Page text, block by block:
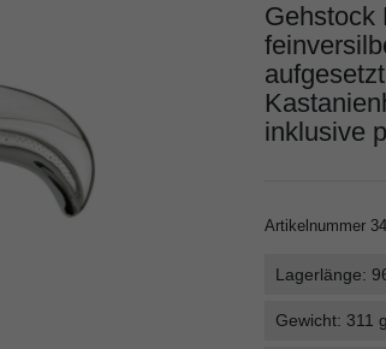
Gehstock
inklusive
Artikelnummer
Lagerlänge:
Gewicht: 311 g